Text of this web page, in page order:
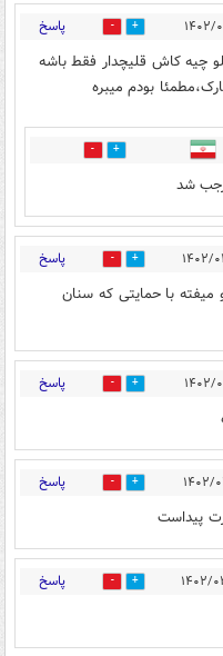
2 پاسخ
چیه کاش قلیچدار فقط باشه
بودم میبره
6
شد
9 پاسخ
با حمایتی که سنان
7 پاسخ
5 پاسخ
پیداست
4 پاسخ